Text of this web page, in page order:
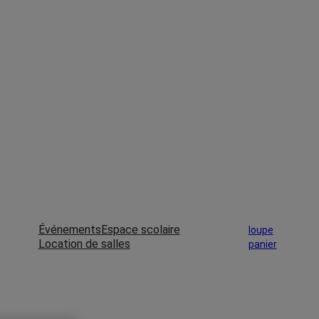
ÉvénementsEspace scolaire
Location de salles
loupe
panier